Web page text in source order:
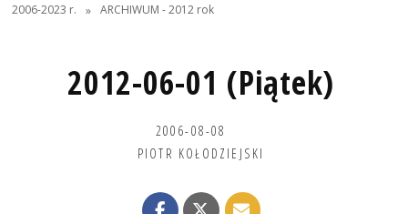
2006-2023 r.
» ARCHIWUM - 2012 rok
2012-06-01 (Piątek)
2006-08-08
PIOTR KOŁODZIEJSKI